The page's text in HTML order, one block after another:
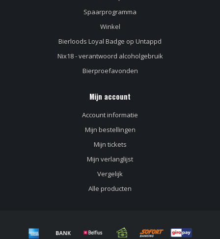
Spaarprogramma
Winkel
Bierloods Loyal Badge op Untappd
Nix18 - verantwoord alcoholgebruik
Bierproefavonden
Mijn account
Account informatie
Mijn bestellingen
Mijn tickets
Mijn verlanglijst
Vergelijk
Alle producten